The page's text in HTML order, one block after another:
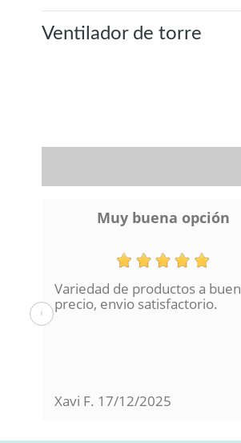
Ventilador de torre
Muy buena opción
Variedad de productos a buen
precio, envio satisfactorio.
Xavi F. 17/12/2025
‹